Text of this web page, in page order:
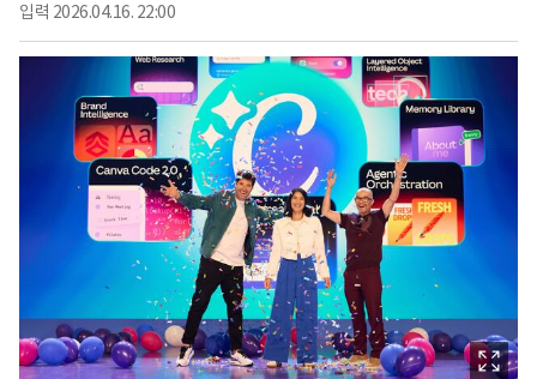
입력 2026.04.16. 22:00